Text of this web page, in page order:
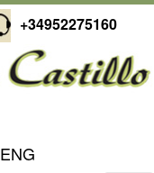
+34952275160
ENG